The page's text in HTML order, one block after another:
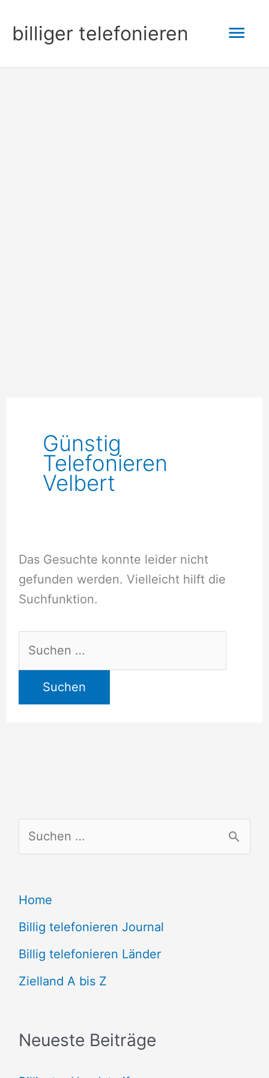
Inhalt
springen
billiger telefonieren
Günstig
Telefonieren
Velbert
Das Gesuchte konnte leider nicht
gefunden werden. Vielleicht hilft die
Suchfunktion.
nach:
u
h
e
n
n
h
Home
Billig telefonieren Journal
Billig telefonieren Länder
Zielland A bis Z
Neueste Beiträge